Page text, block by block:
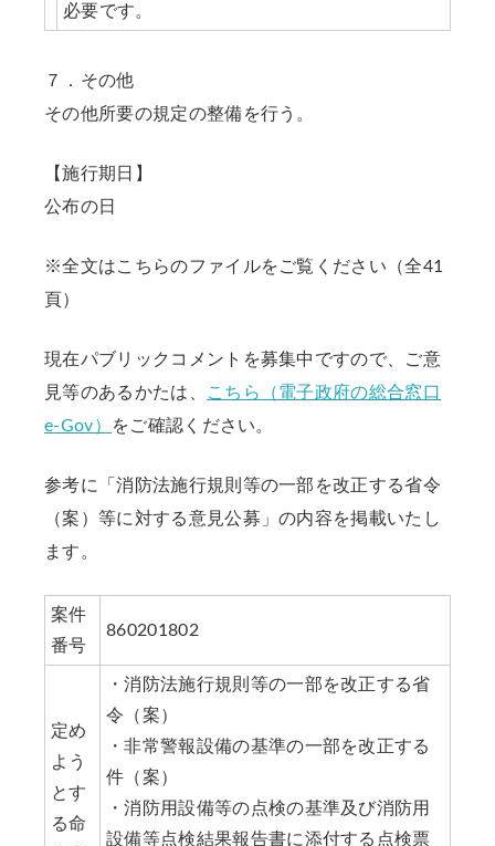
必要です。
７．その他
その他所要の規定の整備を行う。
【施行期日】
公布の日
※全文はこちらのファイルをご覧ください（全41
頁）
現在パブリックコメントを募集中ですので、ご意
見等のあるかたは、
こちら（電子政府の総合窓口
e-Gov）
をご確認ください。
参考に「消防法施行規則等の一部を改正する省令
（案）等に対する意見公募」の内容を掲載いたし
ます。
案件
番号
860201802
定め
よう
とす
る命
・消防法施行規則等の一部を改正する省
令（案）
・非常警報設備の基準の一部を改正する
件（案）
・消防用設備等の点検の基準及び消防用
設備等点検結果報告書に添付する点検票